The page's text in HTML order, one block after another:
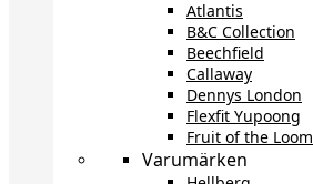
Atlantis
B&C Collection
Beechfield
Callaway
Dennys London
Flexfit Yupoong
Fruit of the Loom
Varumärken